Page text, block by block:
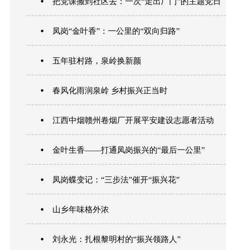
凤岗“金叶香”：一公里的“双向归路”
五年驻村路，泉岭换新颜
春风化雨润泉岭 乡村振兴正当时
江西中烟赣州卷烟厂开展平安建设志愿者活动
金叶生香——打通凤岗振兴的“最后一公里”
凤岗蝶变记：“三步法”催开“振兴花”
山乡年味格外浓
刘永光：扎根黎明村的“振兴领路人”